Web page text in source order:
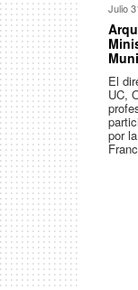
Julio
El
UC,
por